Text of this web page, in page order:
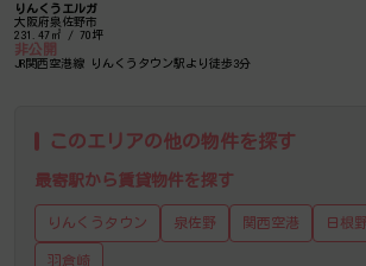
りんくうエルガ
大阪府泉佐野市
231.47㎡ / 70坪
非公開
JR関西空港線 りんくうタウン駅より徒歩3分
このエリアの他の物件を探す
最寄駅から賃貸物件を探す
りんくうタウン 泉佐野 関西空港 日根野
羽倉崎